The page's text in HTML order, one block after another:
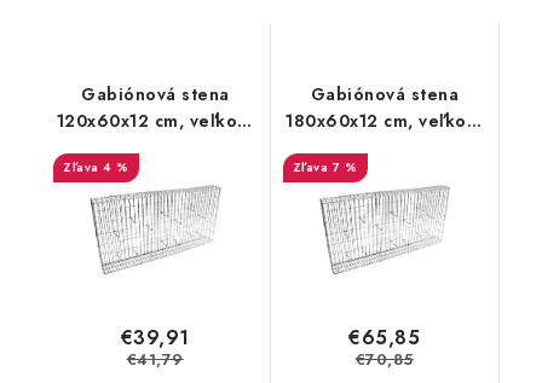
Gabiónová stena
120x60x12 cm, veľkosť
oka 100x37,5 mm
4 %
€39,91
€41,79
Gabiónová stena
180x60x12 cm, veľkosť
oka 100x37,5 mm
7 %
€65,85
€70,85